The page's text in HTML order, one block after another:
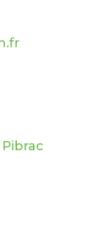
Pibrac